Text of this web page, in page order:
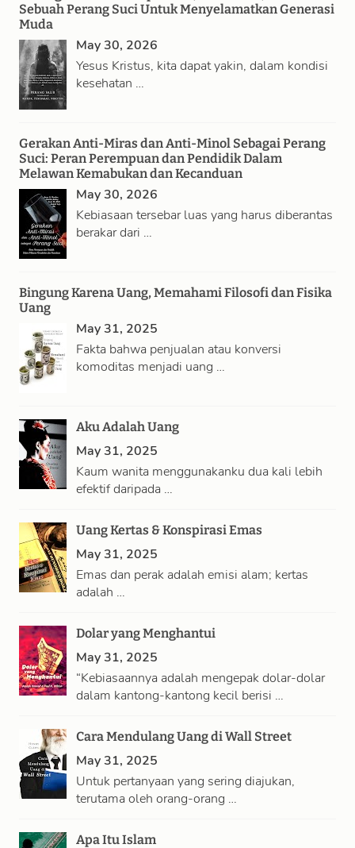
Sebuah Perang Suci Untuk Menyelamatkan Generasi
Muda
May 30, 2026
Yesus Kristus, kita dapat yakin, dalam kondisi
kesehatan …
Gerakan Anti-Miras dan Anti-Minol Sebagai Perang
Suci: Peran Perempuan dan Pendidik Dalam
Melawan Kemabukan dan Kecanduan
May 30, 2026
Kebiasaan tersebar luas yang harus diberantas
berakar dari …
Bingung Karena Uang, Memahami Filosofi dan Fisika
Uang
May 31, 2025
Fakta bahwa penjualan atau konversi
komoditas menjadi uang …
Aku Adalah Uang
May 31, 2025
Kaum wanita menggunakanku dua kali lebih
efektif daripada …
Uang Kertas & Konspirasi Emas
May 31, 2025
Emas dan perak adalah emisi alam; kertas
adalah …
Dolar yang Menghantui
May 31, 2025
“Kebiasaannya adalah mengepak dolar-dolar
dalam kantong-kantong kecil berisi …
Cara Mendulang Uang di Wall Street
May 31, 2025
Untuk pertanyaan yang sering diajukan,
terutama oleh orang-orang …
Apa Itu Islam